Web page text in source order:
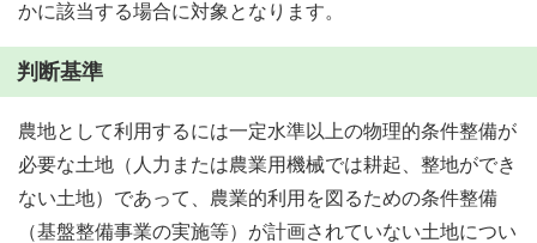
かに該当する場合に対象となります。
判断基準
農地として利用するには一定水準以上の物理的条件整備が
必要な土地（人力または農業用機械では耕起、整地ができ
ない土地）であって、農業的利用を図るための条件整備
（基盤整備事業の実施等）が計画されていない土地につい